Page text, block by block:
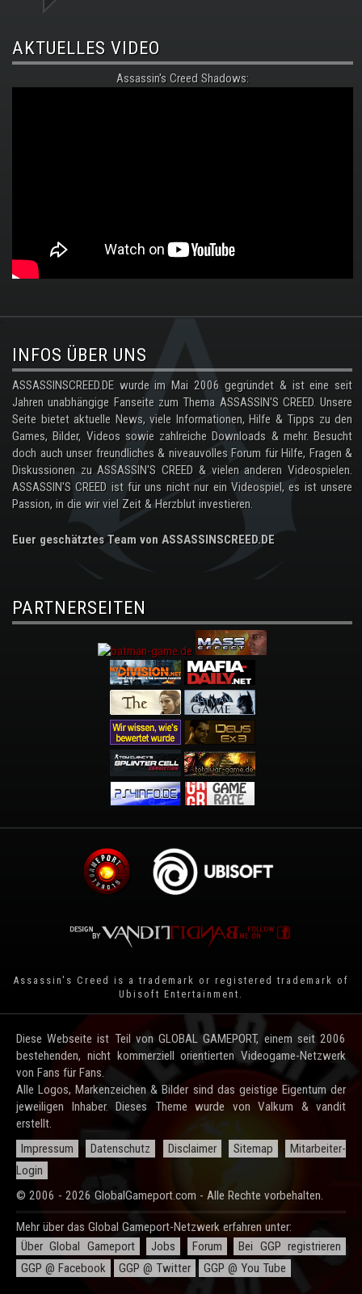
AKTUELLES VIDEO
Assassin's Creed Shadows:
.
INFOS ÜBER UNS
ASSASSINSCREED.DE wurde im Mai 2006 gegründet & ist eine seit
Jahren unabhängige Fanseite zum Thema ASSASSIN'S CREED. Unsere
Seite bietet aktuelle News, viele Informationen, Hilfe & Tipps zu den
Games, Bilder, Videos sowie zahlreiche Downloads & mehr. Besucht
doch auch unser freundliches & niveauvolles Forum für Hilfe, Fragen &
Diskussionen zu ASSASSIN'S CREED & vielen anderen Videospielen.
ASSASSIN'S CREED ist für uns nicht nur ein Videospiel, es ist unsere
Passion, in die wir viel Zeit & Herzblut investieren.
Euer geschätztes Team von ASSASSINSCREED.DE
PARTNERSEITEN
Assassin's Creed is a trademark or registered trademark of
Ubisoft Entertainment .
Diese Webseite ist Teil von GLOBAL GAMEPORT, einem seit 2006
bestehenden, nicht kommerziell orientierten Videogame-Netzwerk
von Fans für Fans.
Alle Logos, Markenzeichen & Bilder sind das geistige Eigentum der
jeweiligen Inhaber. Dieses Theme wurde von Valkum & vandit
erstellt.
Impressum
Datenschutz Disclaimer Sitemap
Mitarbeiter-
Login
© 2006 - 2026 GlobalGameport.com - Alle Rechte vorbehalten.
Mehr über das Global Gameport-Netzwerk erfahren unter:
Über Global Gameport
Jobs Forum
Bei GGP registrieren
GGP @ Facebook
GGP @ Twitter GGP @ You Tube